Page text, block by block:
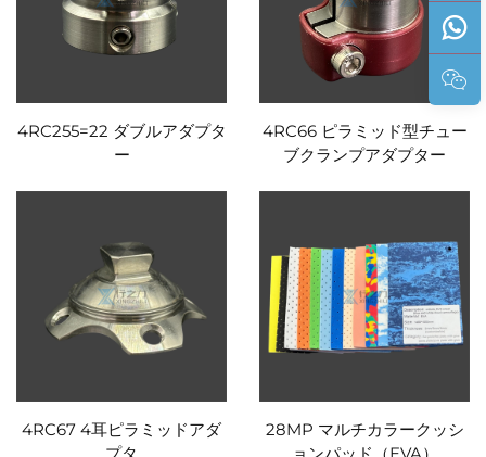
4RC255=22 ダブルアダプタ
ー
4RC66 ピラミッド型チュー
ブクランプアダプター
4RC67 4耳ピラミッドアダ
28MP マルチカラークッシ